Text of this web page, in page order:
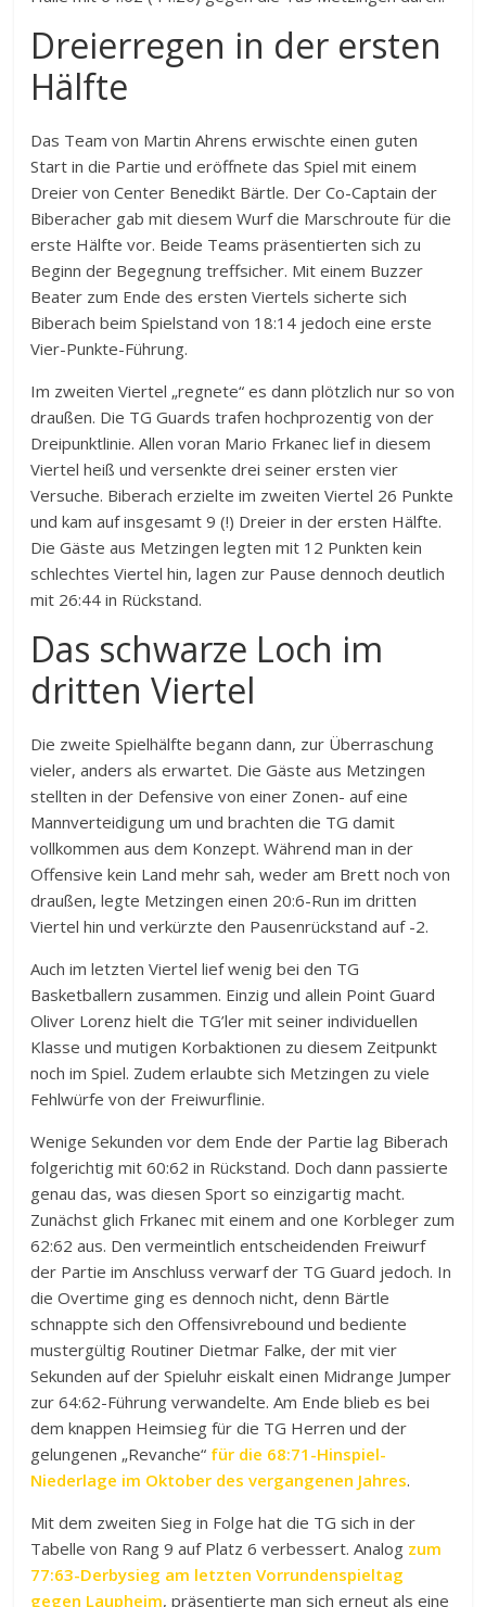
Dreierregen in der ersten
Hälfte
Das Team von Martin Ahrens erwischte einen guten
Start in die Partie und eröffnete das Spiel mit einem
Dreier von Center Benedikt Bärtle. Der Co-Captain der
Biberacher gab mit diesem Wurf die Marschroute für die
erste Hälfte vor. Beide Teams präsentierten sich zu
Beginn der Begegnung treffsicher. Mit einem Buzzer
Beater zum Ende des ersten Viertels sicherte sich
Biberach beim Spielstand von 18:14 jedoch eine erste
Vier-Punkte-Führung.
Im zweiten Viertel „regnete“ es dann plötzlich nur so von
draußen. Die TG Guards trafen hochprozentig von der
Dreipunktlinie. Allen voran Mario Frkanec lief in diesem
Viertel heiß und versenkte drei seiner ersten vier
Versuche. Biberach erzielte im zweiten Viertel 26 Punkte
und kam auf insgesamt 9 (!) Dreier in der ersten Hälfte.
Die Gäste aus Metzingen legten mit 12 Punkten kein
schlechtes Viertel hin, lagen zur Pause dennoch deutlich
mit 26:44 in Rückstand.
Das schwarze Loch im
dritten Viertel
Die zweite Spielhälfte begann dann, zur Überraschung
vieler, anders als erwartet. Die Gäste aus Metzingen
stellten in der Defensive von einer Zonen- auf eine
Mannverteidigung um und brachten die TG damit
vollkommen aus dem Konzept. Während man in der
Offensive kein Land mehr sah, weder am Brett noch von
draußen, legte Metzingen einen 20:6-Run im dritten
Viertel hin und verkürzte den Pausenrückstand auf -2.
Auch im letzten Viertel lief wenig bei den TG
Basketballern zusammen. Einzig und allein Point Guard
Oliver Lorenz hielt die TG’ler mit seiner individuellen
Klasse und mutigen Korbaktionen zu diesem Zeitpunkt
noch im Spiel. Zudem erlaubte sich Metzingen zu viele
Fehlwürfe von der Freiwurflinie.
Wenige Sekunden vor dem Ende der Partie lag Biberach
folgerichtig mit 60:62 in Rückstand. Doch dann passierte
genau das, was diesen Sport so einzigartig macht.
Zunächst glich Frkanec mit einem and one Korbleger zum
62:62 aus. Den vermeintlich entscheidenden Freiwurf
der Partie im Anschluss verwarf der TG Guard jedoch. In
die Overtime ging es dennoch nicht, denn Bärtle
schnappte sich den Offensivrebound und bediente
mustergültig Routiner Dietmar Falke, der mit vier
Sekunden auf der Spieluhr eiskalt einen Midrange Jumper
zur 64:62-Führung verwandelte. Am Ende blieb es bei
dem knappen Heimsieg für die TG Herren und der
gelungenen „Revanche“ für die 68:71-Hinspiel-
Niederlage im Oktober des vergangenen Jahres.
Mit dem zweiten Sieg in Folge hat die TG sich in der
Tabelle von Rang 9 auf Platz 6 verbessert. Analog zum
77:63-Derbysieg am letzten Vorrundenspieltag
gegen Laupheim, präsentierte man sich erneut als eine